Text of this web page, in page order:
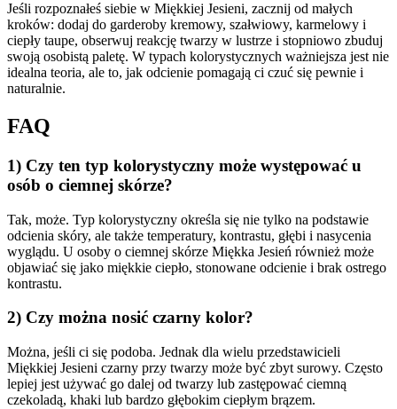
Jeśli rozpoznałeś siebie w Miękkiej Jesieni, zacznij od małych
kroków: dodaj do garderoby kremowy, szałwiowy, karmelowy i
ciepły taupe, obserwuj reakcję twarzy w lustrze i stopniowo zbuduj
swoją osobistą paletę. W typach kolorystycznych ważniejsza jest nie
idealna teoria, ale to, jak odcienie pomagają ci czuć się pewnie i
naturalnie.
FAQ
1) Czy ten typ kolorystyczny może występować u
osób o ciemnej skórze?
Tak, może. Typ kolorystyczny określa się nie tylko na podstawie
odcienia skóry, ale także temperatury, kontrastu, głębi i nasycenia
wyglądu. U osoby o ciemnej skórze Miękka Jesień również może
objawiać się jako miękkie ciepło, stonowane odcienie i brak ostrego
kontrastu.
2) Czy można nosić czarny kolor?
Można, jeśli ci się podoba. Jednak dla wielu przedstawicieli
Miękkiej Jesieni czarny przy twarzy może być zbyt surowy. Często
lepiej jest używać go dalej od twarzy lub zastępować ciemną
czekoladą, khaki lub bardzo głębokim ciepłym brązem.